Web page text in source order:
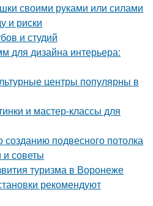
своими руками или силами
и риски
и студий
для дизайна интерьера:
центры популярны в
и мастер-классы для
созданию подвесного потолка
и советы
туризма в Воронеже
рекомендуют